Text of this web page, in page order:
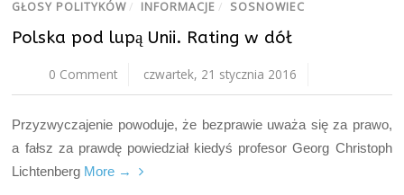
GŁOSY POLITYKÓW / INFORMACJE / SOSNOWIEC
Polska pod lupą Unii. Rating w dół
0 Comment czwartek, 21 stycznia 2016
Przyzwyczajenie powoduje, że bezprawie uważa się za prawo,
a fałsz za prawdę powiedział kiedyś profesor Georg Christoph
Lichtenberg More →